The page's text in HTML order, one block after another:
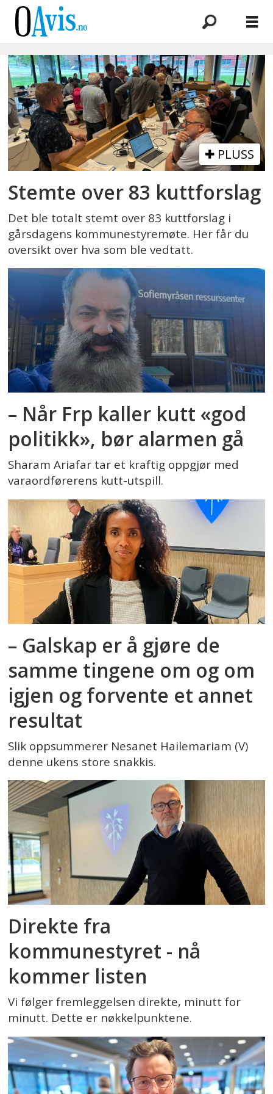
Emne:
kuttforslag
PLUSS
Stemte over 83 kuttforslag
Det ble totalt stemt over 83 kuttforslag i
gårsdagens kommunestyremøte. Her får du
oversikt over hva som ble vedtatt.
– Når Frp kaller kutt «god
politikk», bør alarmen gå
Sharam Ariafar tar et kraftig oppgjør med
varaordførerens kutt-utspill.
– Galskap er å gjøre de
samme tingene om og om
igjen og forvente et annet
resultat
Slik oppsummerer Nesanet Hailemariam (V)
denne ukens store snakkis.
Direkte fra
kommunestyret - nå
kommer listen
Vi følger fremleggelsen direkte, minutt for
minutt. Dette er nøkkelpunktene.